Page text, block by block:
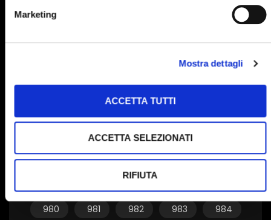
Marketing
Mostra dettagli
ACCETTA TUTTI
ACCETTA SELEZIONATI
RIFIUTA
957 958
960
961 962 963
964
966 967 968
970
971 972 973
974
980
981 982 983
984